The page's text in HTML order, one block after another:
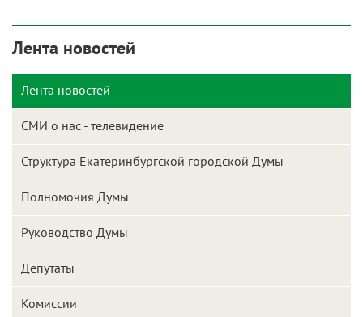
Лента новостей
Лента новостей
СМИ о нас - телевидение
Структура Екатеринбургской городской Думы
Полномочия Думы
Руководство Думы
Депутаты
Комиссии